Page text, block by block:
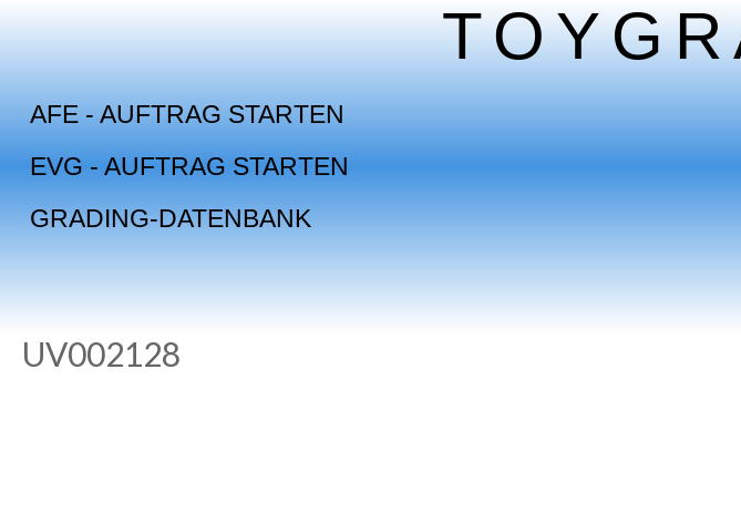
AFE - AUFTRAG STARTEN
EVG - AUFTRAG STARTEN
GRADING-DATENBANK
UV002128